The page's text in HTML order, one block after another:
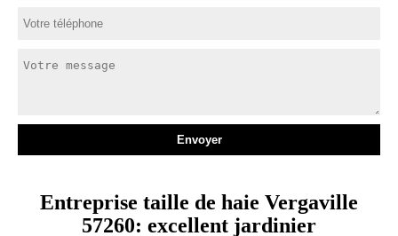
Entreprise taille de haie Vergaville
57260: excellent jardinier